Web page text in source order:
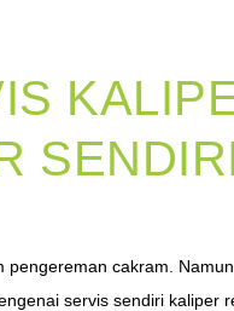
pengereman cakram.
servis sendiri kaliper